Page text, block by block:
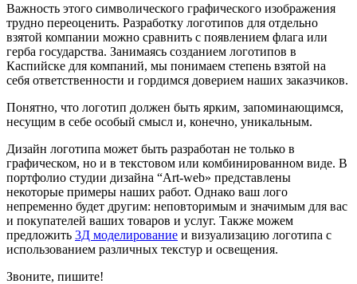
Важность этого символического графического изображения
трудно переоценить. Разработку логотипов для отдельно
взятой компании можно сравнить с появлением флага или
герба государства. Занимаясь созданием логотипов в
Каспийске для компаний, мы понимаем степень взятой на
себя ответственности и гордимся доверием наших заказчиков.
Понятно, что логотип должен быть ярким, запоминающимся,
несущим в себе особый смысл и, конечно, уникальным.
Дизайн логотипа может быть разработан не только в
графическом, но и в текстовом или комбинированном виде. В
портфолио студии дизайна “Art-web» представлены
некоторые примеры наших работ. Однако ваш лого
непременно будет другим: неповторимым и значимым для вас
и покупателей ваших товаров и услуг. Также можем
предложить 3Д моделирование и визуализацию логотипа с
использованием различных текстур и освещения.
Звоните, пишите!